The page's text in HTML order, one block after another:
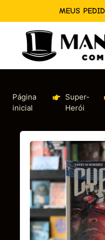
MEUS
Página
inicial
Super-
Herói